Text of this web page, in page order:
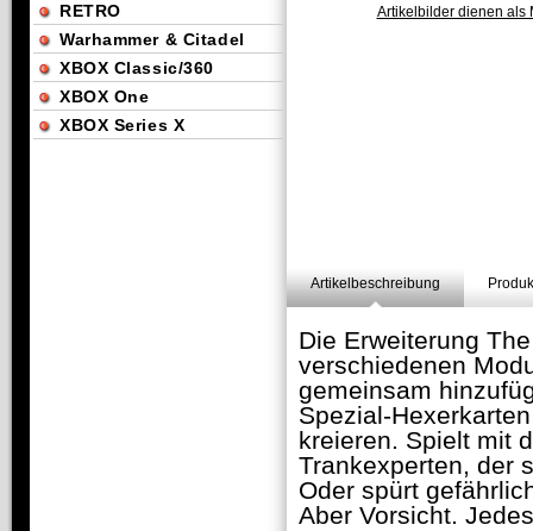
Artikelbilder dienen als
Artikelbeschreibung
Die Erweiterung
verschiedenen
gemeinsam
Spezial-
kreieren. Spielt mit
Trankexperten, der
Oder spürt
Aber Vorsicht.
RETRO
Warhammer & Citadel
XBOX Classic/360
XBOX One
XBOX Series X